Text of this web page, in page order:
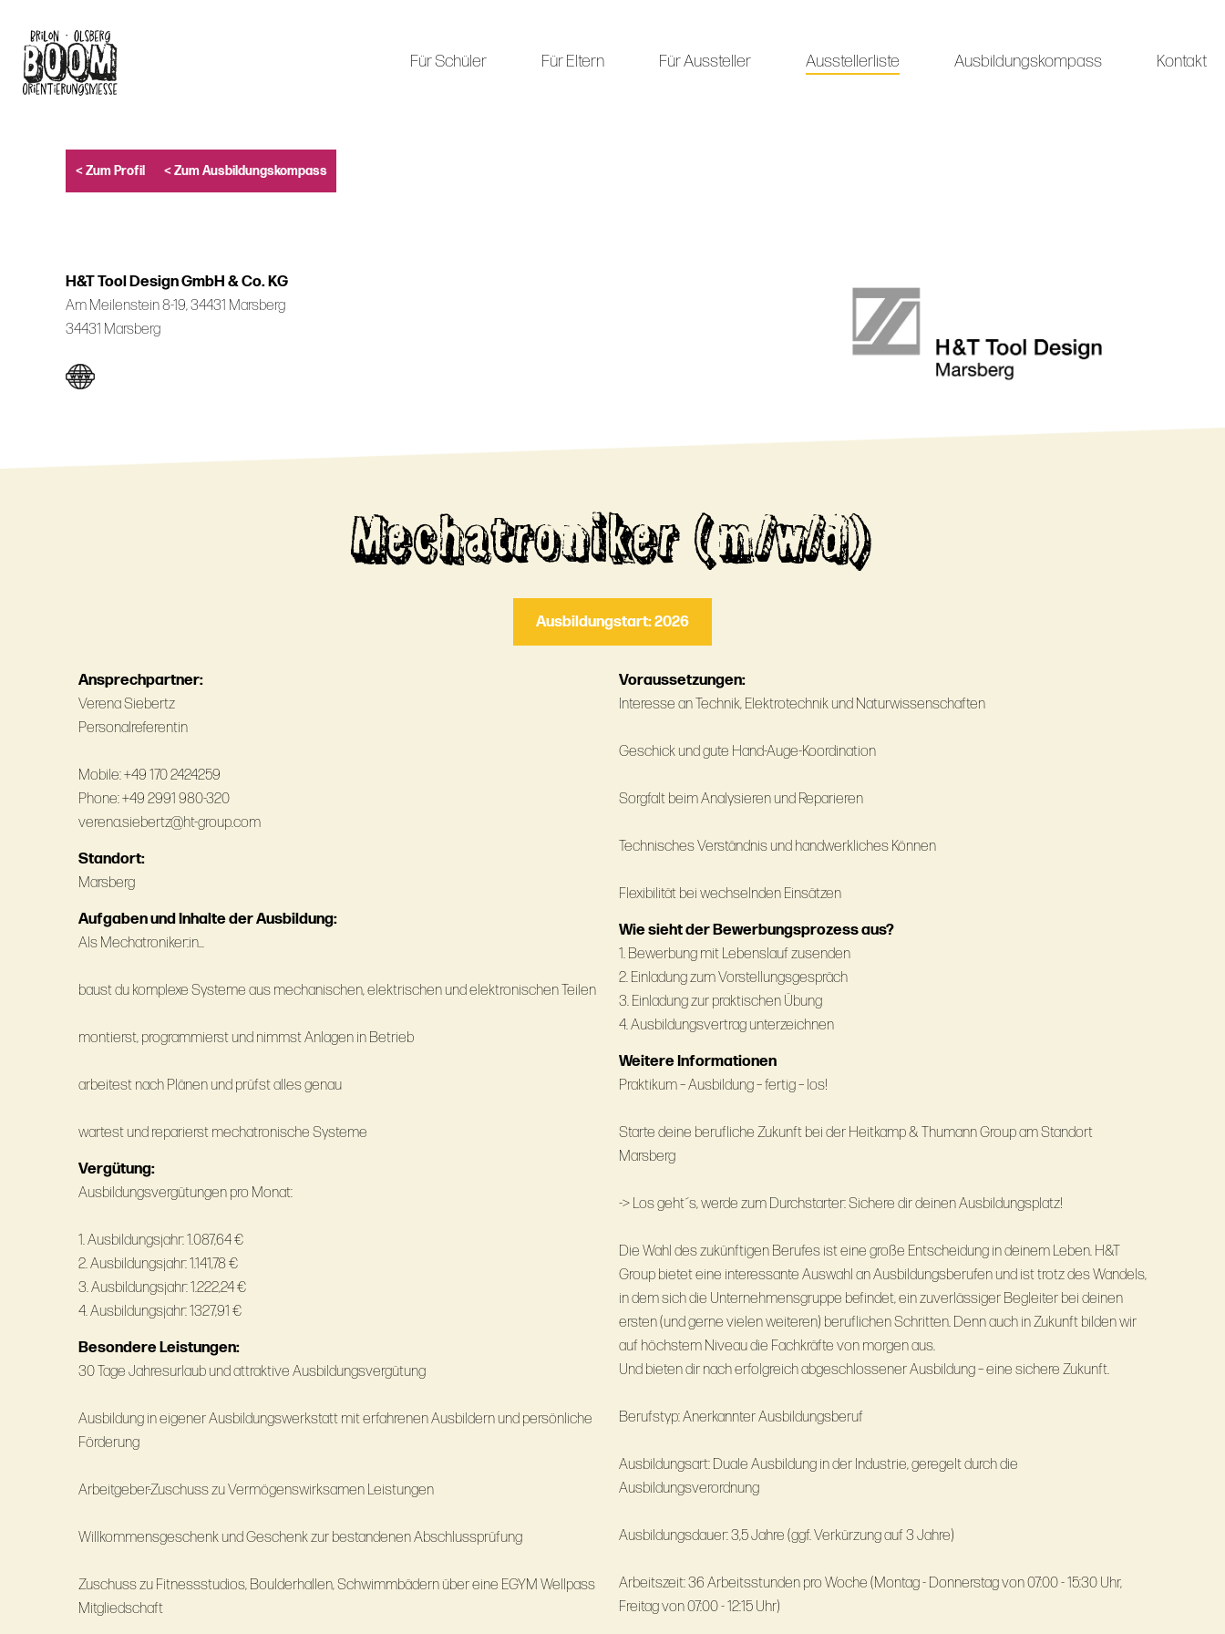
content
Für Schüler Für Eltern Für Aussteller Ausstellerliste Ausbildungskompass Kontakt
< Zum Profil < Zum Ausbildungskompass
H&T Tool Design GmbH & Co. KG
Am Meilenstein 8-19, 34431 Marsberg
34431 Marsberg
Mechatroniker (m/w/d)
Ausbildungstart: 2026
Ansprechpartner:
Verena Siebertz
Personalreferentin
Mobile: +49 170 2424259
Phone: +49 2991 980-320
verena.siebertz@ht-group.com
Standort:
Marsberg
Aufgaben und Inhalte der Ausbildung:
Als Mechatroniker:in...
baust du komplexe Systeme aus mechanischen, elektrischen und elektronischen Teilen
montierst, programmierst und nimmst Anlagen in Betrieb
arbeitest nach Plänen und prüfst alles genau
wartest und reparierst mechatronische Systeme
Vergütung:
Ausbildungsvergütungen pro Monat:
1. Ausbildungsjahr: 1.087,64 €
2. Ausbildungsjahr: 1.141,78 €
3. Ausbildungsjahr: 1.222,24 €
4. Ausbildungsjahr: 1327,91 €
Besondere Leistungen:
30 Tage Jahresurlaub und attraktive Ausbildungsvergütung
Ausbildung in eigener Ausbildungswerkstatt mit erfahrenen Ausbildern und persönliche
Förderung
Arbeitgeber-Zuschuss zu Vermögenswirksamen Leistungen
Willkommensgeschenk und Geschenk zur bestandenen Abschlussprüfung
Zuschuss zu Fitnessstudios, Boulderhallen, Schwimmbädern über eine EGYM Wellpass
Mitgliedschaft
Voraussetzungen:
Interesse an Technik, Elektrotechnik und Naturwissenschaften
Geschick und gute Hand-Auge-Koordination
Sorgfalt beim Analysieren und Reparieren
Technisches Verständnis und handwerkliches Können
Flexibilität bei wechselnden Einsätzen
Wie sieht der Bewerbungsprozess aus?
1. Bewerbung mit Lebenslauf zusenden
2. Einladung zum Vorstellungsgespräch
3. Einladung zur praktischen Übung
4. Ausbildungsvertrag unterzeichnen
Weitere Informationen
Praktikum – Ausbildung – fertig – los!
Starte deine berufliche Zukunft bei der Heitkamp & Thumann Group am Standort
Marsberg
-> Los geht´s, werde zum Durchstarter: Sichere dir deinen Ausbildungsplatz!
Die Wahl des zukünftigen Berufes ist eine große Entscheidung in deinem Leben. H&T
Group bietet eine interessante Auswahl an Ausbildungsberufen und ist trotz des Wandels,
in dem sich die Unternehmensgruppe befindet, ein zuverlässiger Begleiter bei deinen
ersten (und gerne vielen weiteren) beruflichen Schritten. Denn auch in Zukunft bilden wir
auf höchstem Niveau die Fachkräfte von morgen aus.
Und bieten dir nach erfolgreich abgeschlossener Ausbildung – eine sichere Zukunft.
Berufstyp: Anerkannter Ausbildungsberuf
Ausbildungsart: Duale Ausbildung in der Industrie, geregelt durch die
Ausbildungsverordnung
Ausbildungsdauer: 3,5 Jahre (ggf. Verkürzung auf 3 Jahre)
Arbeitszeit: 36 Arbeitsstunden pro Woche (Montag - Donnerstag von 07:00 - 15:30 Uhr,
Freitag von 07:00 - 12:15 Uhr)